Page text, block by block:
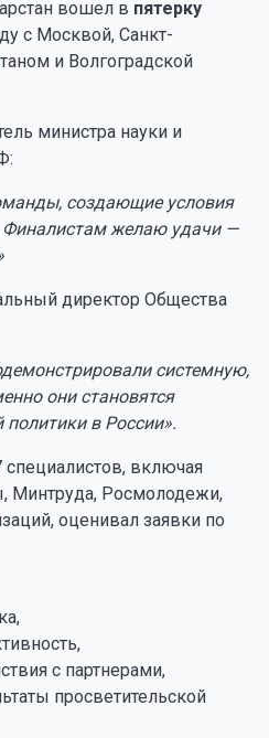
вошел в пятерку
с Москвой, Санкт-
и Волгоградской
министра науки и
создающие условия
желаю удачи —
директор Общества
системную,
они становятся
в России».
включая
Минтруда, Росмолодежи,
оценивал заявки по
с партнерами,
просветительской